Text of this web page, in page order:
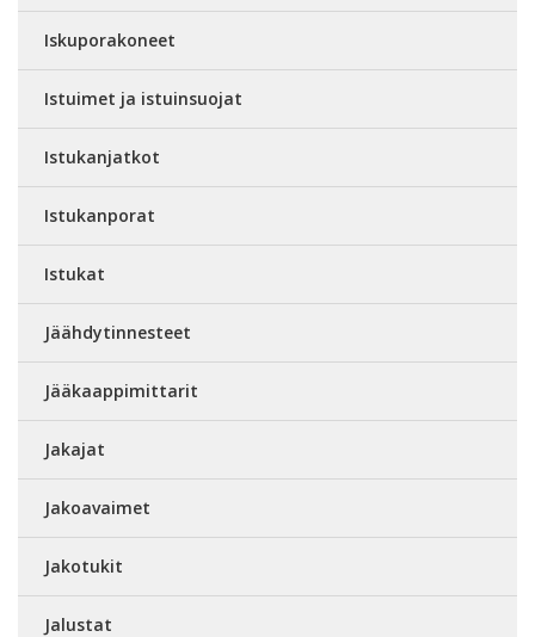
Iskuporakoneet
Istuimet ja istuinsuojat
Istukanjatkot
Istukanporat
Istukat
Jäähdytinnesteet
Jääkaappimittarit
Jakajat
Jakoavaimet
Jakotukit
Jalustat